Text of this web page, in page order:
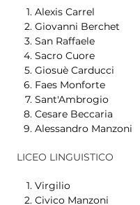
Alexis Carrel
Giovanni Berchet
San Raffaele
Sacro Cuore
Giosuè Carducci
Faes Monforte
Sant'Ambrogio
Cesare Beccaria
Alessandro Manzoni
LICEO LINGUISTICO
Virgilio
Civico Manzoni